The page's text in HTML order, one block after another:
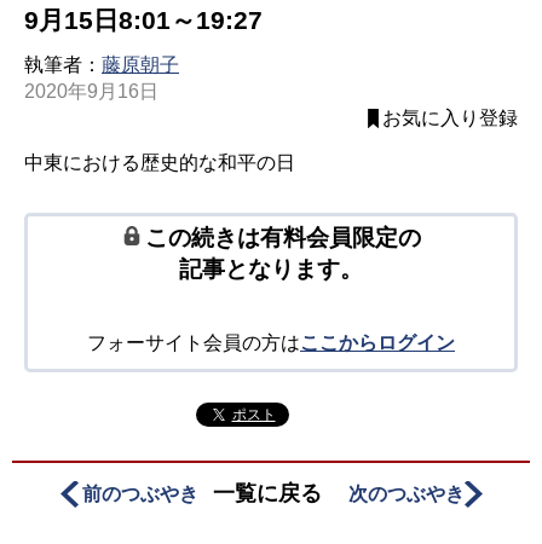
9月15日8:01～19:27
執筆者： 藤原朝子
2020年9月16日
お気に入り登録
中東における歴史的な和平の日
この続きは有料会員限定の
記事となります。
フォーサイト会員の方はここからログイン
ポスト
前のつぶやき 一覧に戻る 次のつぶやき